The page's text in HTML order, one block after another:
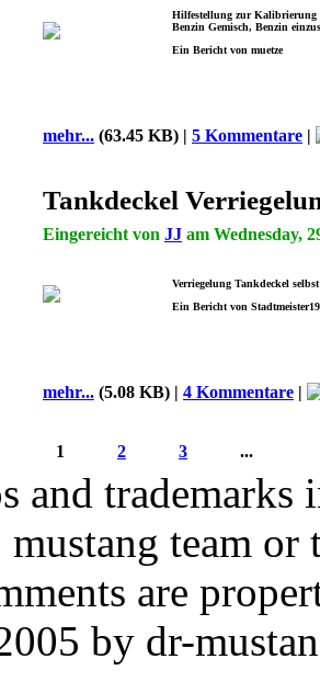
Hilfestellung zur Kalibrierung
Benzin Gemisch, Benzin
Ein Bericht von muetze
mehr... (63.45 KB) | 5 Kommentare |
Tankdeckel
Eingereicht von JJ am Wednesday,
Verriegelung Tankdeckel
Ein Bericht von
mehr... (5.08 KB) | 4 Kommentare |
1 2 3 ...
and trademarks
mustang team or
are
by dr-